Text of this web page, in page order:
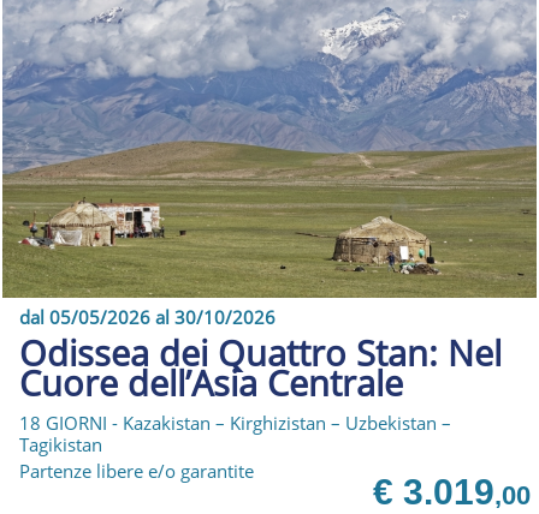
dal 05/05/2026 al 30/10/2026
Odissea dei Quattro Stan: Nel
Cuore dell’Asia Centrale
18 GIORNI - Kazakistan – Kirghizistan – Uzbekistan –
Tagikistan
Partenze libere e/o garantite
€ 3.019,00